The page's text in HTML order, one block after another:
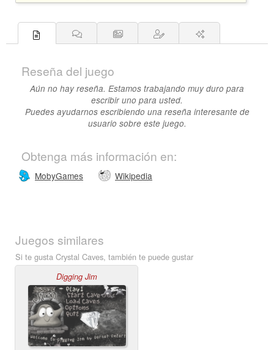
Reseña del juego
Aún no hay reseña. Estamos trabajando muy duro para
escribir uno para usted.
Puedes ayudarnos escribiendo una reseña interesante de
usuario sobre este juego.
Obtenga más información en:
MobyGames Wikipedia
Juegos similares
Si te gusta Crystal Caves, también te puede gustar
Digging Jim